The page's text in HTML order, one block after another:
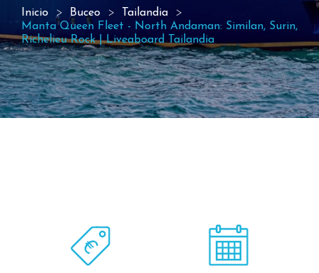
Inicio Buceo
Tailandia
Manta Queen Fleet - North Andaman: Similan, Surin,
Richelieu Rock | Liveaboard Tailandia